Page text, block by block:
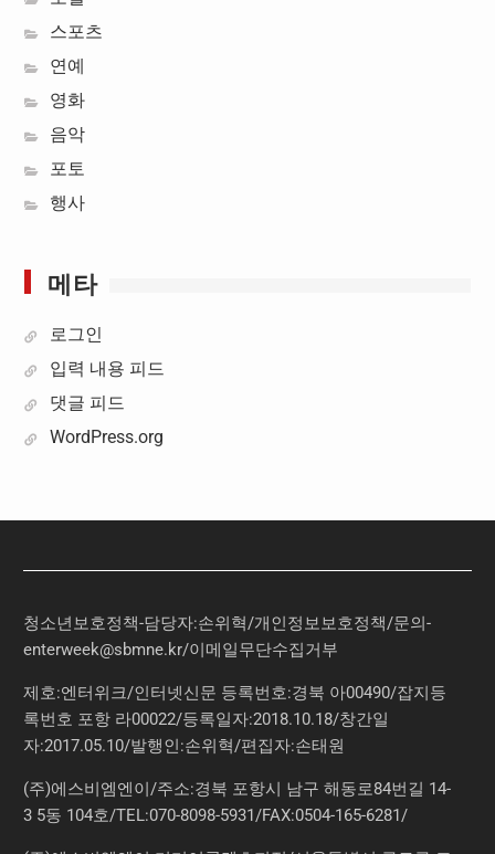
스포츠
연예
영화
음악
포토
행사
메타
로그인
입력 내용 피드
댓글 피드
WordPress.org
청소년보호정책-담당자:손위혁/개인정보보호정책/문의-
enterweek@sbmne.kr/이메일무단수집거부
제호:엔터위크/인터넷신문 등록번호:경북 아00490/잡지등
록번호 포항 라00022/등록일자:2018.10.18/창간일
자:2017.05.10/발행인:손위혁/편집자:손태원
(주)에스비엠엔이/주소:경북 포항시 남구 해동로84번길 14-
3 5동 104호/TEL:070-8098-5931/FAX:0504-165-6281/